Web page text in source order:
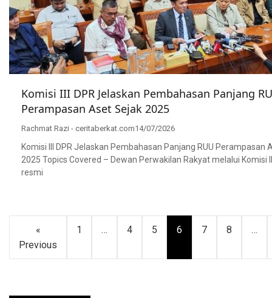
Komisi III DPR Jelaskan Pembahasan Panjang
Perampasan Aset Sejak 2025
Rachmat Razi - ceritaberkat.com14/07/2026
Komisi III DPR Jelaskan Pembahasan Panjang RUU Perampasan
2025 Topics Covered – Dewan Perwakilan Rakyat melalui Komisi
resmi
Paginasi
pos
«
Previous
1 … 4 5 6 7 8 …